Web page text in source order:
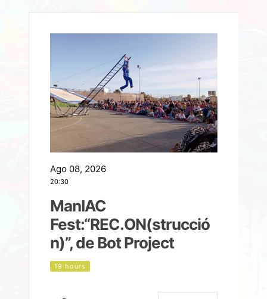
Ago 08, 2026
20:30
ManIAC
Fest:“REC.ON(strucció
n)”, de Bot Project
19 hours